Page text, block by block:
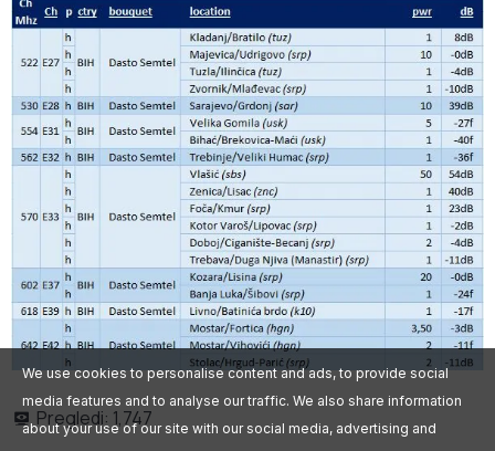
Pregledi: 1,747
We use cookies to personalise content and ads, to provide social
media features and to analyse our traffic. We also share information
about your use of our site with our social media, advertising and